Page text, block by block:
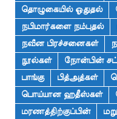
தொழுகையில் ஓதுதல்
நபிமார்களை நம்புதல்
நவீன பிரச்சனைகள்
நூல்கள்
நோன்பின்
பாங்கு
பித்அத்கள்
பொய்யான ஹதீஸ்கள்
மரணத்திற்குப்பின்